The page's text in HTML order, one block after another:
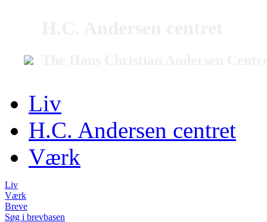
Liv
H.C. Andersen centret
Værk
Liv
Værk
Breve
Søg i brevbasen